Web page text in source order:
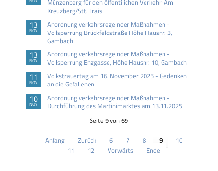
Münzenberg für den öffentilichen Verkehr-Am
Kreuzberg/Stt. Trais
13
NOV
Anordnung verkehrsregelnder Maßnahmen -
Vollsperrung Brückfeldstraße Höhe Hausnr. 3,
Gambach
13
NOV
Anordnung verkehrsregelnder Maßnahmen -
Vollsperrung Enggasse, Höhe Hausnr. 10, Gambach
11
NOV
Volkstrauertag am 16. November 2025 - Gedenken
an die Gefallenen
10
NOV
Anordnung verkehrsregelnder Maßnahmen -
Durchführung des Martinimarktes am 13.11.2025
Seite 9 von 69
Anfang Zurück 6 7 8 9
10
11
12 Vorwärts Ende